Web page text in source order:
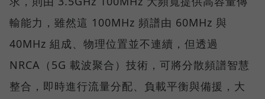
輸能力，雖然這 100MHz 頻譜由 60MHz 與
40MHz 組成、物理位置並不連續，但透過
NRCA（5G 載波聚合）技術，可將分散頻譜智慧
整合，即時進行流量分配、負載平衡與備援，大